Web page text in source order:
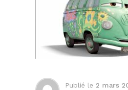
Publié le 2 mars